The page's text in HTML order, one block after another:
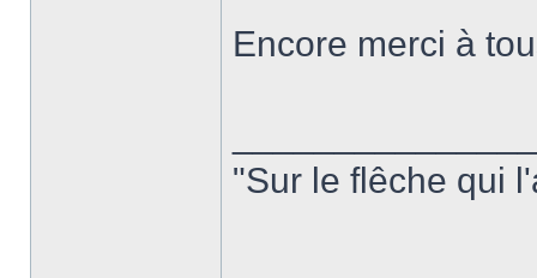
Encore merci à
"Sur le flêche qui